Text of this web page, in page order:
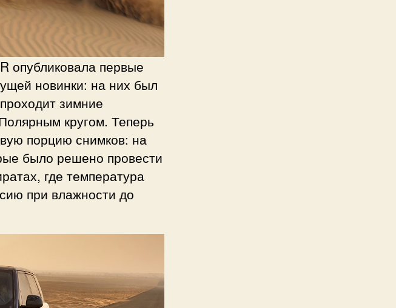
опубликовала первые
новинки: на них был
зимние
кругом. Теперь
порцию снимков: на
было решено провести
где температура
при влажности до